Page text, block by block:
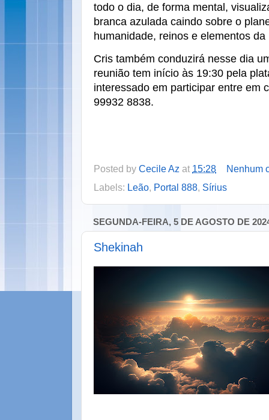
todo o dia, de forma mental,
branca azulada caindo sobre o
humanidade, reinos e elementos
Cris também conduzirá nesse dia
reunião tem início às 19:30 pela
interessado em participar entre em
99932 8838.
Posted by Cecile Az at 15:28
Nenhum
Labels: Leão, Portal 888, Sírius
SEGUNDA-FEIRA, 5 DE AGOSTO DE
Shekinah